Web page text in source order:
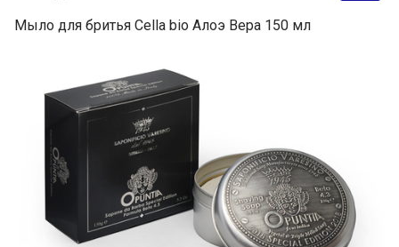
Мыло для бритья Cella bio Алоэ Вера 150 мл